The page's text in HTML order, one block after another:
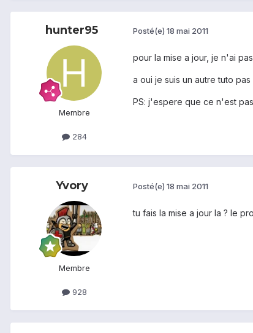
hunter95
Membre
284
Posté(e) 18 mai 2011
pour la mise a jour, je n'ai
a oui je suis un autre tuto
PS: j'espere que ce n'est
Yvory
Membre
928
Posté(e) 18 mai 2011
tu fais la mise a jour la ? le